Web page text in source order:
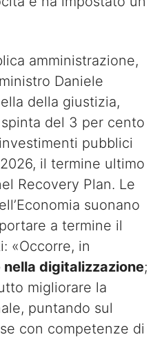
amministrazione,
Daniele
della giustizia,
del 3 per cento
pubblici
il termine ultimo
Recovery Plan. Le
suonano
a termine il
«Occorre, in
nella digitalizzazione;
migliorare la
puntando sul
con competenze di